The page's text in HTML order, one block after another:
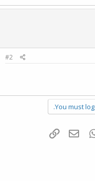
#2
You must
WhatsAppדואר אלקטרוני